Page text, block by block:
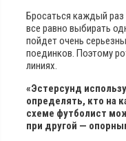
Бросаться каждый
все равно выбирать
пойдет очень
поединков. Поэтому
линиях.
«Эстерсунд
определять, кто на
схеме футболист
при другой —